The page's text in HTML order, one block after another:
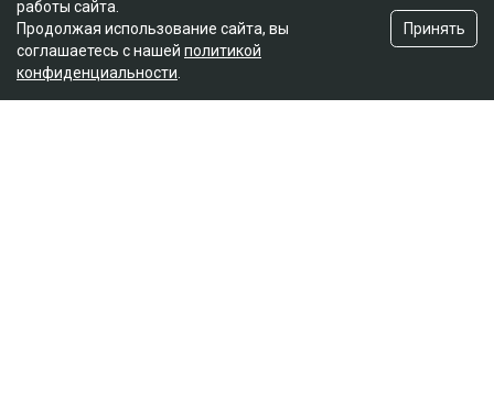
работы сайта.
Продолжая использование сайта, вы
соглашаетесь с нашей политикой
конфиденциальности
Принять